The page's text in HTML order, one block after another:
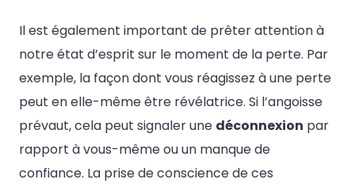
Il est également important de prêter attention à
notre état d’esprit sur le moment de la perte. Par
exemple, la façon dont vous réagissez à une perte
peut en elle-même être révélatrice. Si l’angoisse
prévaut, cela peut signaler une déconnexion par
rapport à vous-même ou un manque de
confiance. La prise de conscience de ces